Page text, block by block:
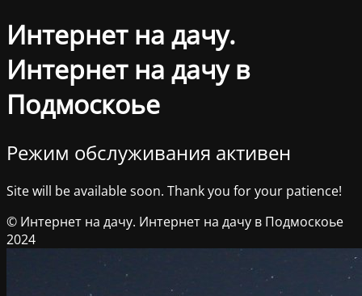
Интернет на дачу.
Интернет на дачу в
Подмоскоье
Режим обслуживания активен
Site will be available soon. Thank you for your patience!
© Интернет на дачу. Интернет на дачу в Подмоскоье
2024